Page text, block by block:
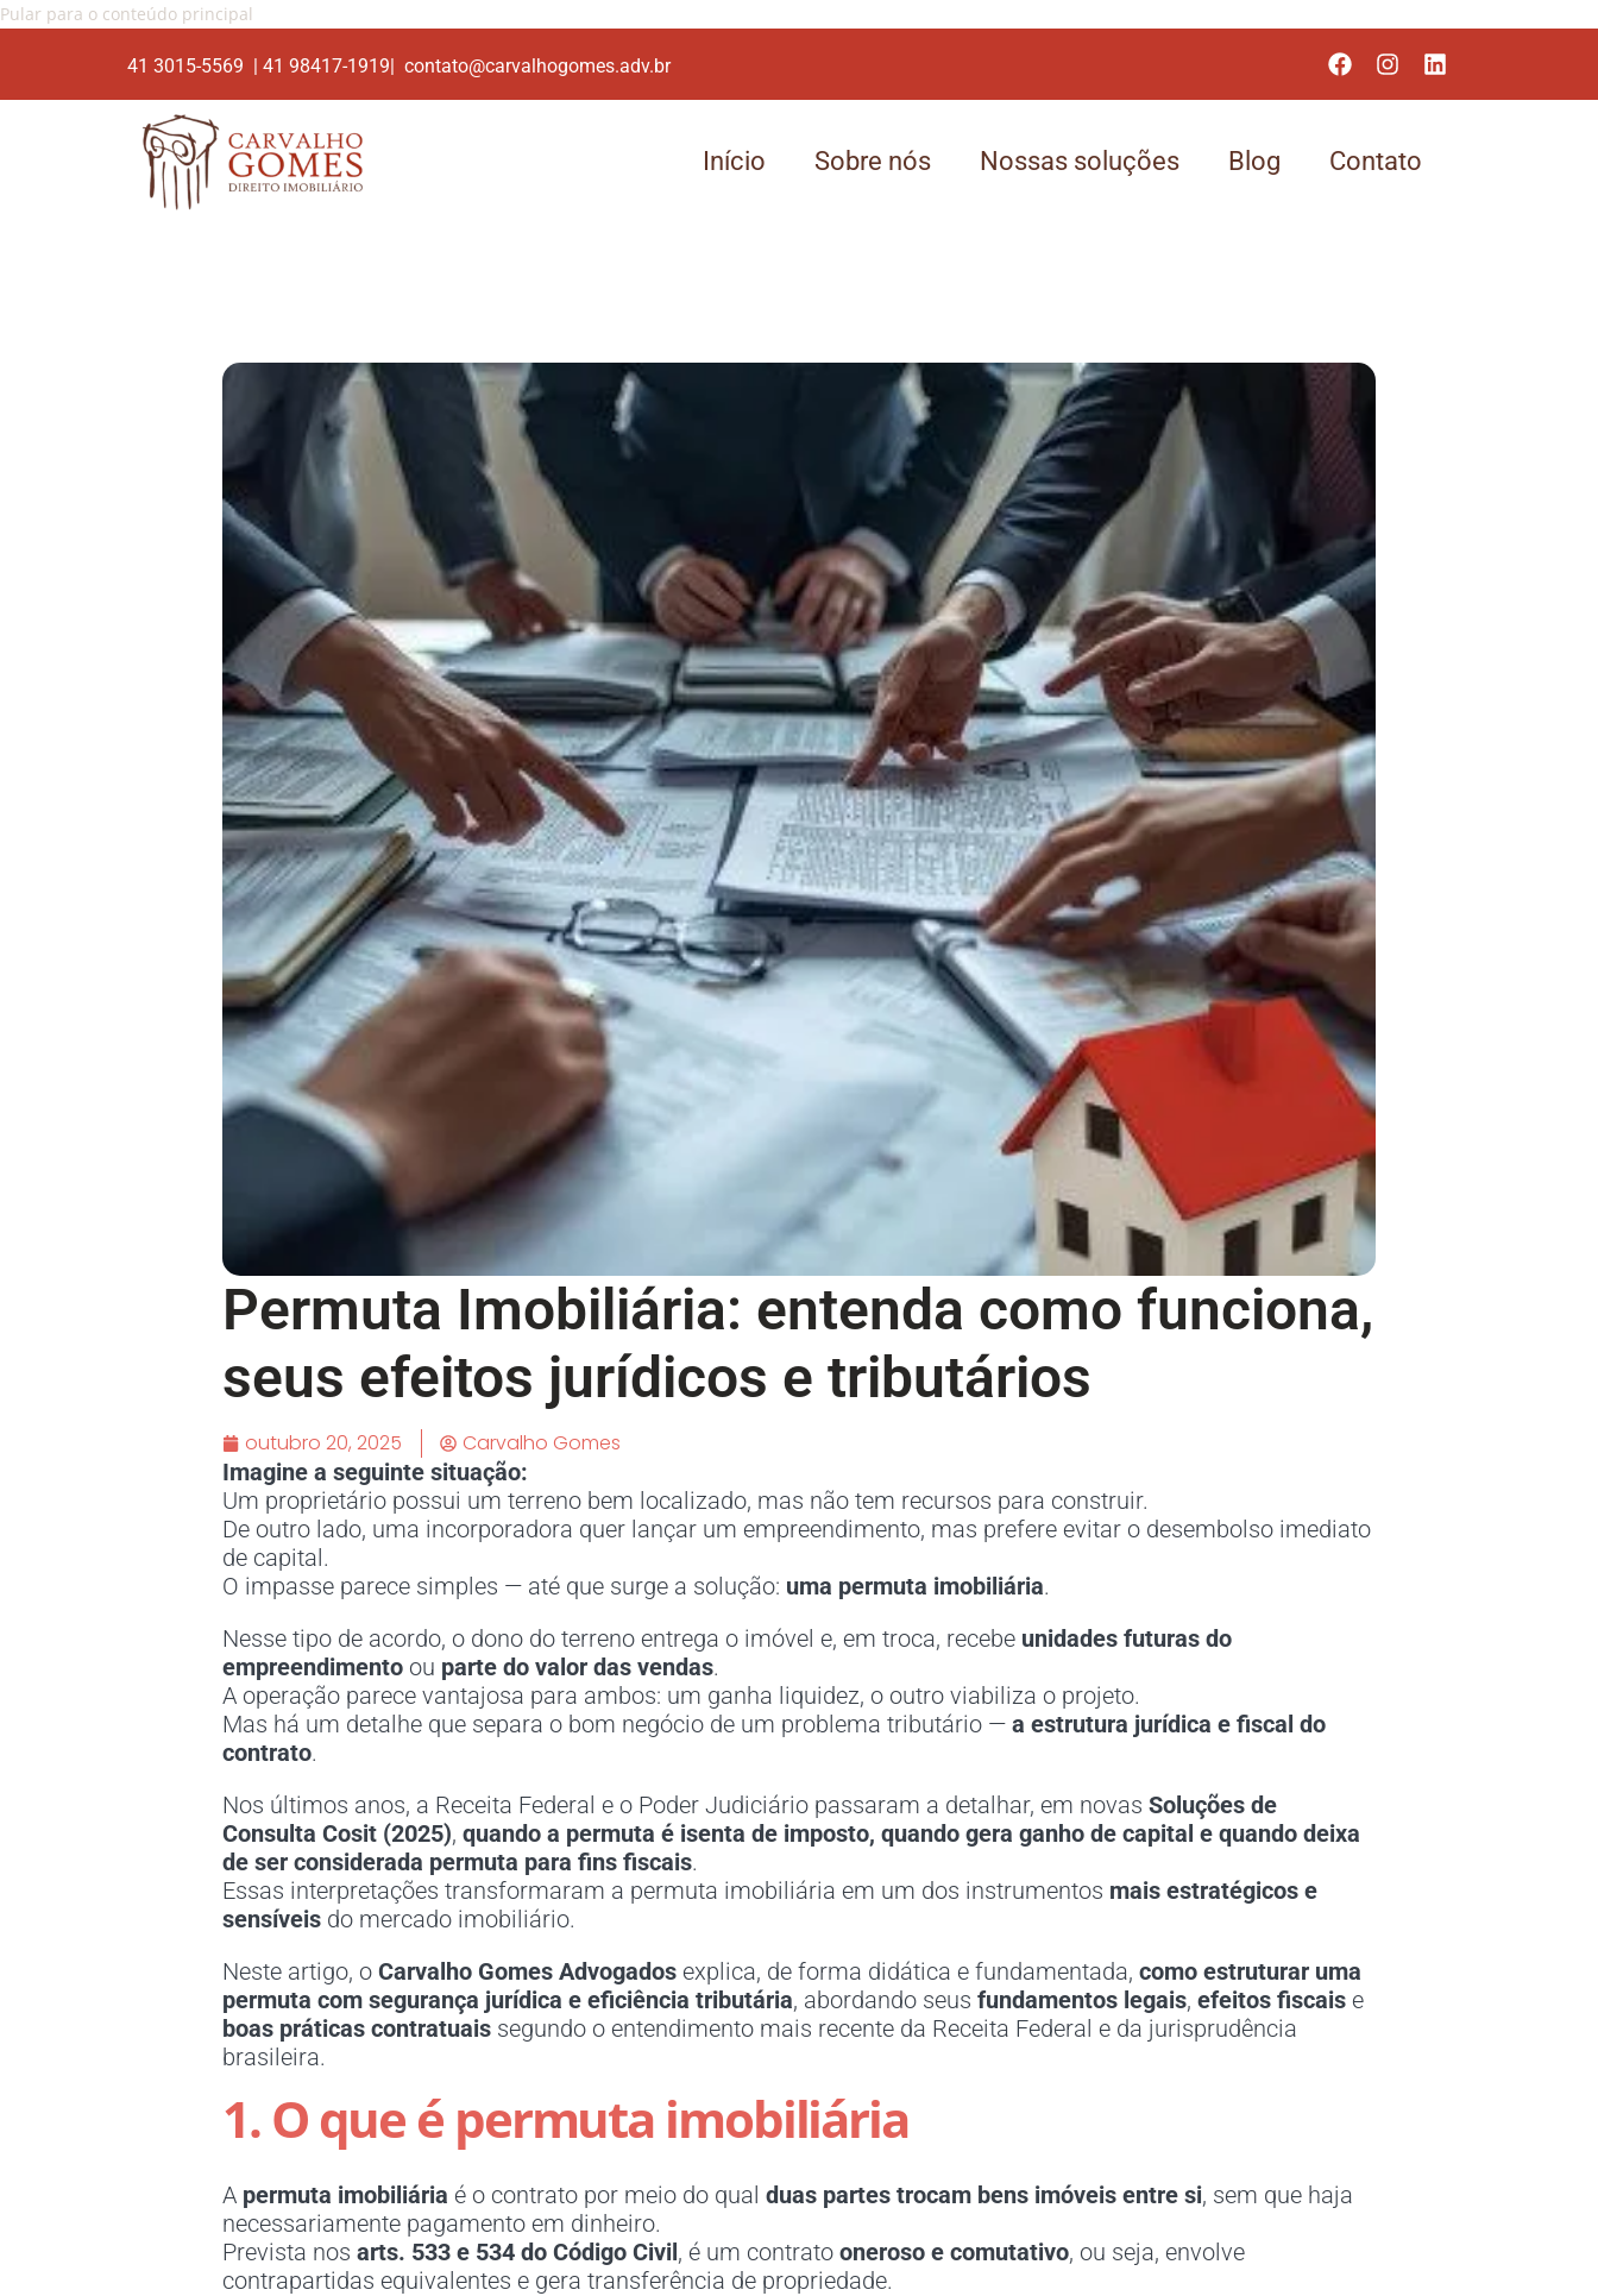
Pular para o conteúdo principal
41 3015-5569 | 41 98417-1919| contato@carvalhogomes.adv.br
Início Sobre nós Nossas soluções Blog Contato
Permuta Imobiliária: entenda como funciona,
seus efeitos jurídicos e tributários
outubro 20, 2025 Carvalho Gomes
Imagine a seguinte situação:
Um proprietário possui um terreno bem localizado, mas não tem recursos para construir.
De outro lado, uma incorporadora quer lançar um empreendimento, mas prefere evitar o desembolso imediato
de capital.
O impasse parece simples — até que surge a solução: uma permuta imobiliária.
Nesse tipo de acordo, o dono do terreno entrega o imóvel e, em troca, recebe unidades futuras do
empreendimento ou parte do valor das vendas.
A operação parece vantajosa para ambos: um ganha liquidez, o outro viabiliza o projeto.
Mas há um detalhe que separa o bom negócio de um problema tributário — a estrutura jurídica e fiscal do
contrato.
Nos últimos anos, a Receita Federal e o Poder Judiciário passaram a detalhar, em novas Soluções de
Consulta Cosit (2025), quando a permuta é isenta de imposto, quando gera ganho de capital e quando deixa
de ser considerada permuta para fins fiscais.
Essas interpretações transformaram a permuta imobiliária em um dos instrumentos mais estratégicos e
sensíveis do mercado imobiliário.
Neste artigo, o Carvalho Gomes Advogados explica, de forma didática e fundamentada, como estruturar uma
permuta com segurança jurídica e eficiência tributária, abordando seus fundamentos legais, efeitos fiscais e
boas práticas contratuais segundo o entendimento mais recente da Receita Federal e da jurisprudência
brasileira.
1. O que é permuta imobiliária
A permuta imobiliária é o contrato por meio do qual duas partes trocam bens imóveis entre si, sem que haja
necessariamente pagamento em dinheiro.
Prevista nos arts. 533 e 534 do Código Civil, é um contrato oneroso e comutativo, ou seja, envolve
contrapartidas equivalentes e gera transferência de propriedade.